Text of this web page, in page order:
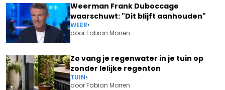
Weerman Frank Duboccage
waarschuwt: "Dit blijft aanhouden"
WEER•
doorFabian Morren
Zo vang je regenwater in je tuin op
zonder lelijke regenton
TUIN•
doorFabian Morren